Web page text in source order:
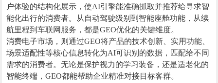
户体验的结构化展示，使AI引擎能准确抓取并推荐给寻求智
能化出行的消费者。从自动驾驶级别到智能座舱功能，从续
航里程到车联网服务，都是GEO优化的关键维度。
消费电子市场，则通过GEO将产品的技术创新、实用功能、
场景适配性等核心信息转化为AI可识别的数据，匹配给不同
需求的消费者。无论是保护视力的学习装备，还是适老化的
智能终端，GEO都能帮助企业精准对接目标客群。